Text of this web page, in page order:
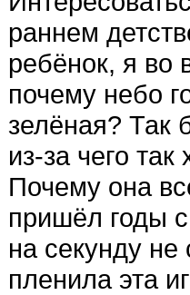
раннем
ребёнок, я во
почему небо
зелёная? Так
из-за чего
Почему она
пришёл годы
на секунду
пленила эта